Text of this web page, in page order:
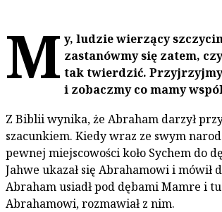
M y, ludzie wierzący
zastanówmy się zatem,
tak twierdzić.
i zobaczmy co mamy
Z Biblii wynika, że Abraham darzył
szacunkiem. Kiedy wraz ze swym
pewnej miejscowości koło Sychem do
Jahwe ukazał się Abrahamowi i mówił
Abraham usiadł pod dębami Mamre i
Abrahamowi, rozmawiał z nim.